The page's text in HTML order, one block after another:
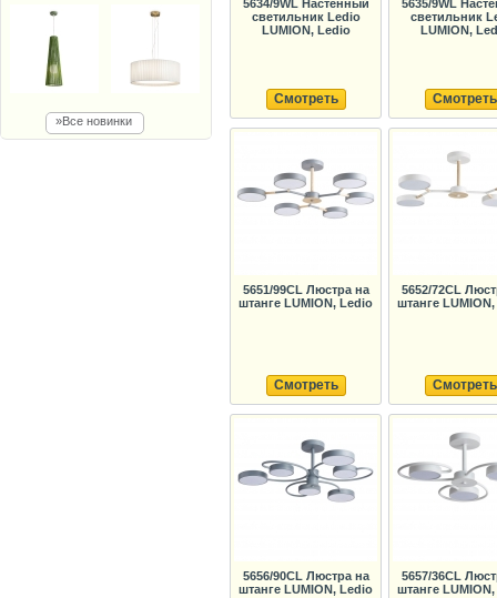
»Все новинки
5634/9WL Настенный
светильник Ledio
LUMION, Ledio
Смотреть
5635/9WL
светильник
LUMION,
Смотреть
5651/99CL Люстра на
штанге LUMION, Ledio
Смотреть
5652/72CL
штанге
Смотреть
5656/90CL Люстра на
штанге LUMION, Ledio
5657/36CL
штанге